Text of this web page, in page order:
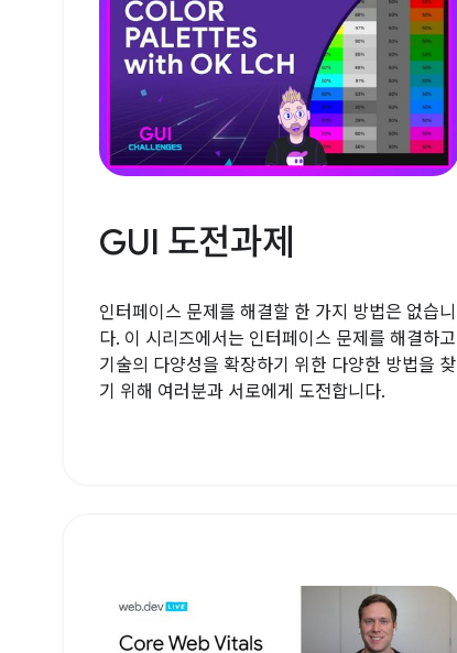
GUI 도전과제
인터페이스 문제를 해결할 한 가지 방법은 없습니
다. 이 시리즈에서는 인터페이스 문제를 해결하고
기술의 다양성을 확장하기 위한 다양한 방법을 찾
기 위해 여러분과 서로에게 도전합니다.